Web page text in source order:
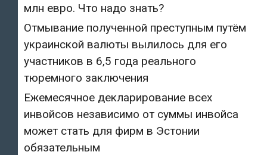
млн евро. Что надо знать?
Отмывание полученной преступным путём
украинской валюты вылилось для его
участников в 6,5 года реального
тюремного заключения
Ежемесячное декларирование всех
инвойсов независимо от суммы инвойса
может стать для фирм в Эстонии
обязательным